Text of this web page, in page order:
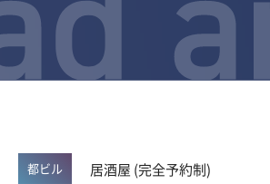
都ビル 居酒屋 (完全予約制)